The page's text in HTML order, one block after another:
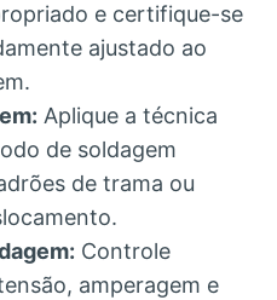
e certifique-se
ajustado ao
Aplique a técnica
de soldagem
de trama ou
Controle
amperagem e